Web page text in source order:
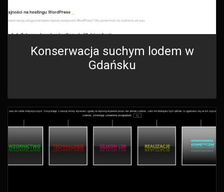
Konserwacja suchym lodem w
Gdańsku